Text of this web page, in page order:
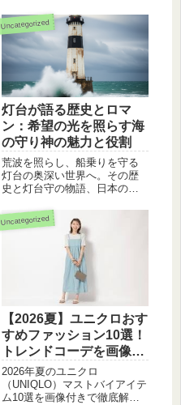
いつい手が伸びる絶品スイー
ツやお菓子を見つけてくださ
い。
Uncategorized
灯台が語る歴史とロマ
ン：希望の光を照らす海
の守り神の魅力と役割
荒波を照らし、船乗りを守る
灯台の奥深い世界へ。その歴
史と灯台守の物語、日本の有
おける役割と私たちに与える
メッセージを解説します。
Uncategorized
【2026夏】ユニクロおす
すめファッション10選！
トレンドコーデを画像で
解説。
2026年夏のユニクロ
（UNIQLO）マストバイアイテ
ム10選を画像付きで徹底解